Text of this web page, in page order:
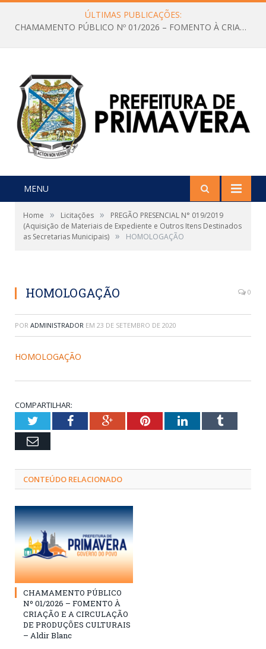
ÚLTIMAS PUBLICAÇÕES:
CHAMAMENTO PÚBLICO Nº 01/2026 – FOMENTO À CRIAÇÃO E A CIRCULAÇÃO DE PRODUÇÕES CULTURAIS – Aldir Blanc
MENU
Home » Licitações »
PREGÃO PRESENCIAL N° 019/2019
(Aquisição de Materiais de Expediente e Outros Itens Destinados
as Secretarias Municipais) » HOMOLOGAÇÃO
HOMOLOGAÇÃO 0
POR ADMINISTRADOR EM 23 DE SETEMBRO DE 2020
HOMOLOGAÇÃO
COMPARTILHAR:
TwitterFacebookGoogle+PinterestLinkedInTumblr
Email
CONTEÚDO RELACIONADO
CHAMAMENTO PÚBLICO
Nº 01/2026 – FOMENTO À
CRIAÇÃO E A CIRCULAÇÃO
DE PRODUÇÕES CULTURAIS
– Aldir Blanc